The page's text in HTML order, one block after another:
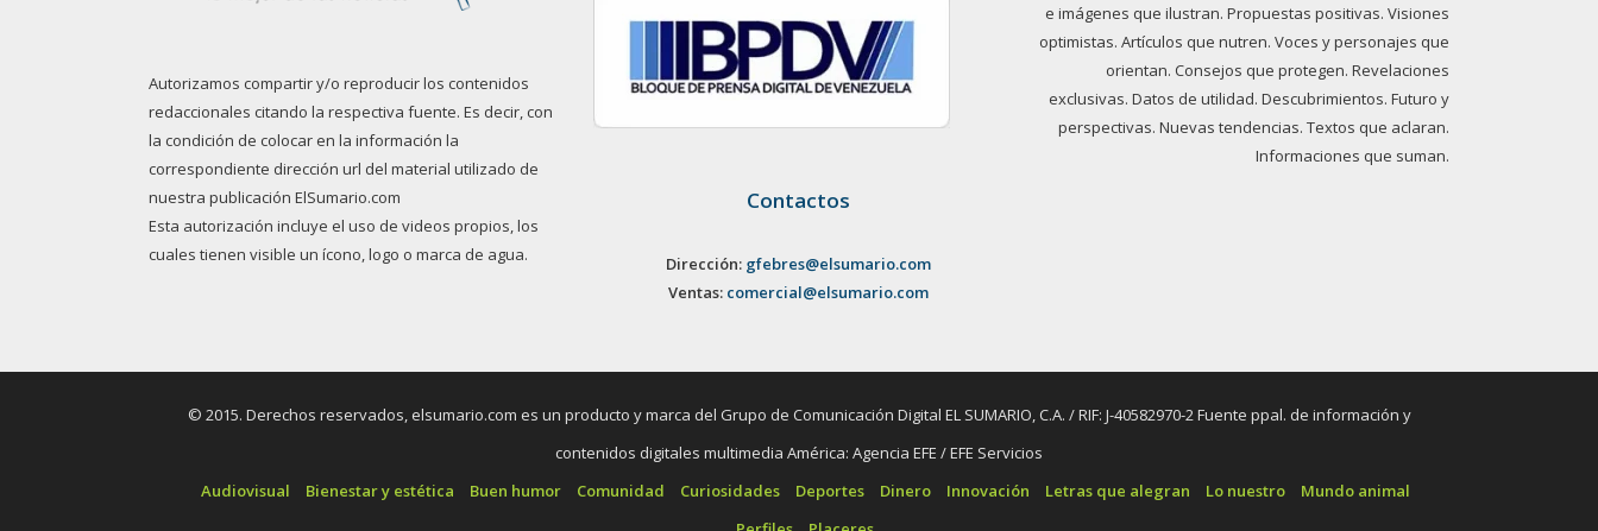
Autorizamos compartir y/o reproducir los contenidos
redaccionales citando la respectiva fuente. Es decir, con
la condición de colocar en la información la
correspondiente dirección url del material utilizado de
nuestra publicación ElSumario.com
Esta autorización incluye el uso de videos propios, los
cuales tienen visible un ícono, logo o marca de agua.
Contactos
Dirección: gfebres@elsumario.com
Ventas: comercial@elsumario.com
e imágenes que ilustran. Propuestas positivas. Visiones
optimistas. Artículos que nutren. Voces y personajes que
orientan. Consejos que protegen. Revelaciones
exclusivas. Datos de utilidad. Descubrimientos. Futuro y
perspectivas. Nuevas tendencias. Textos que aclaran.
Informaciones que suman.
© 2015. Derechos reservados, elsumario.com es un producto y marca del Grupo de Comunicación Digital EL SUMARIO, C.A. / RIF: J-40582970-2 Fuente ppal. de información y
contenidos digitales multimedia América: Agencia EFE / EFE Servicios
Audiovisual
Bienestar y estética Buen humor Comunidad Curiosidades Deportes Dinero Innovación Letras que alegran Lo nuestro
Mundo animal